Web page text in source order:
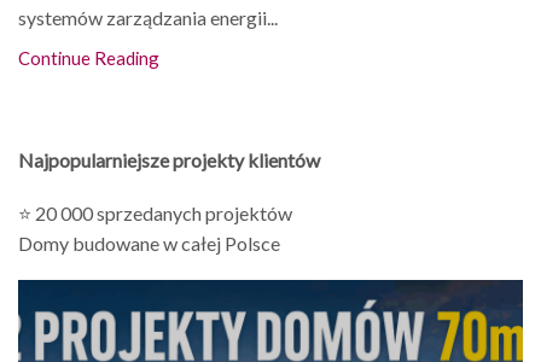
systemów zarządzania energii...
Continue Reading
Najpopularniejsze projekty klientów
⭐ 20 000 sprzedanych projektów
Domy budowane w całej Polsce